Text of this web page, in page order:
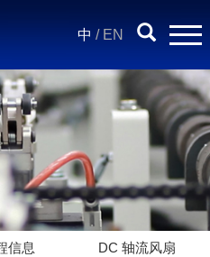
中 / EN
信息 DC 轴流风扇